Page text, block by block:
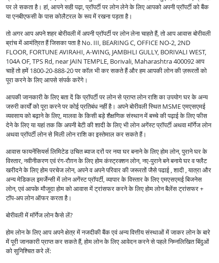
पर ले सकता है। हां, आपने सही पढ़ा, प्रॉपर्टी पर लोन लेने के लिए आपको अपनी प्रॉपर्टी को बैंक
या एनबीएफसी के पास कोलैटरल के रूप में रखना पड़ता है।
तो अगर आप अपने शहर बोरीवली में अपनी प्रॉपर्टी पर लोन लेना चाहते हैं, तो आप आवास बोरीवली
ब्रांच में आमंत्रित हैं जिसका पता है No. III, BEARING C, OFFICE NO-2, 2ND
FLOOR, FORTUNE AVIRAHI, A-WING, JAMBHLI GULLY, BORIVALI WEST,
104A OF, TPS Rd, near JAIN TEMPLE, Borivali, Maharashtra 400092 आप
चाहें तो हमें 1800-20-888-20 पर कॉल भी कर सकते हैं और हम आपकी लोन की ज़रूरतों को
पूरा करने के लिए आपसे संपर्क करेंगे।
आपकी जानकारी के लिए बता दें कि प्रॉपर्टी पर लोन से प्राप्त लोन राशि का उपयोग घर के अन्य
जरुरी कार्यों को पूरा करने पर कोई प्रतिबंध नहीं है। अपने बोरीवली स्थित MSME एमएसएमई
व्यवसाय को बढ़ाने के लिए, मालवा के किसी बड़े शैक्षणिक संस्थान में बच्चे की पढ़ाई के लिए फीस
देने के लिए या यहां तक कि अपनी बेटी की शादी के लिए भी लोन अगेंस्ट प्रॉपर्टी अथवा मॉर्गेज लोन
अथवा प्रॉपर्टी लोन से मिली लोन राशि का इस्तेमाल कर सकते हैं।
आवास फायनेंसियर्स लिमिटेड उचित ब्याज दरों पर नया घर बनाने के लिए होम लोन, पुराने घर के
विस्तार, नवीनीकरण एवं रंग-रौग़न के लिए होम कंस्ट्रक्शन लोन, नए-पुराने बने बनाये घर व फ्लैट
खरीदने के लिए होम परचेज लोन, अपने व अपने परिवार की जरूरतों जैसे पढाई , शादी , यात्रा और
अन्य मेडिकल इमर्जेन्सी में लोन अगेंस्ट प्रॉपर्टी, व्यापार के विस्तार के लिए एमएसएमई बिजनेस
लोन, एवं आपके मौजूदा होम को आवास में ट्रांसफर करने के लिए होम लोन बैलेंस ट्रांसफर +
टॉप-अप लोन ऑफर करता है।
बोरीवली में मॉर्गेज लोन कैसे लें?
होम लोन के लिए आप अपने क्षेत्र में नजदीकी बैंक एवं अन्य वित्तीय संस्थाओं में जाकर लोन के बारे
में पूरी जानकारी प्राप्त कर सकते हैं, होम लोन के लिए आवेदन करने से पहले निम्नलिखित बिंदुओं
को सुनिश्चित करे लें: